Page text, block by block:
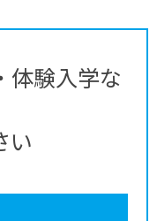
体験入学な
い